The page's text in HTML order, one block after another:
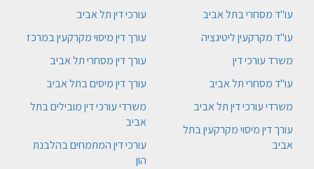
עו"ד מסחרי בתל אביב
עו"ד מקרקעין ליטיגציה
משרד עורכי דין
עו"ד מסחרי תל אביב
משרדי עורכי דין תל אביב
עורך דין מיסוי מקרקעין בתל
אביב
עורכי דין תל אביב
עורך דין מיסוי מקרקעין במרכז
עורך דין מסחרי תל אביב
עורך דין מיסים בתל אביב
משרדי עורכי דין מובילים בתל
אביב
עורכי דין המתמחים בהלבנת
הון